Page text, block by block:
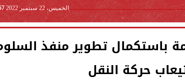
الخميس، 22 سبتمبر 2022
باستكمال تطوير منفذ
حركة النقل